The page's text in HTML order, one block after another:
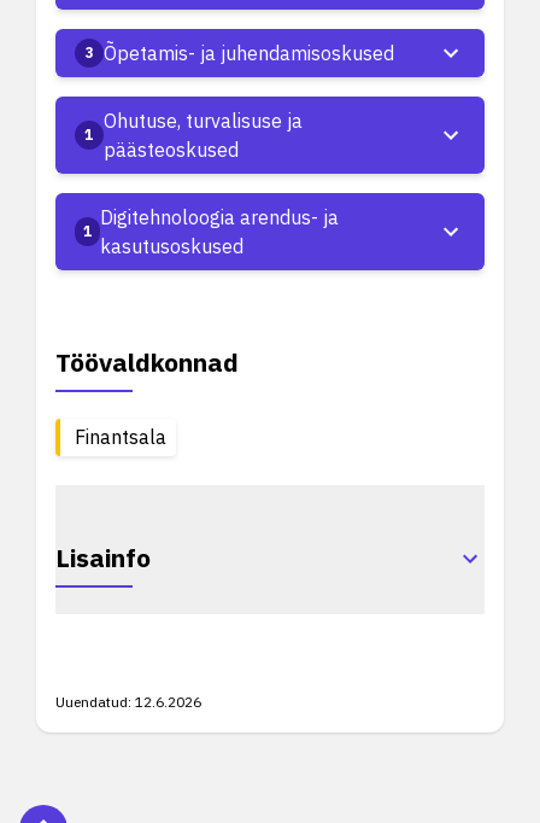
3 Õpetamis- ja juhendamisoskused
1
Ohutuse, turvalisuse ja
päästeoskused
1
Digitehnoloogia arendus- ja
kasutusoskused
Töövaldkonnad
Finantsala
Lisainfo
Uuendatud: 12.6.2026